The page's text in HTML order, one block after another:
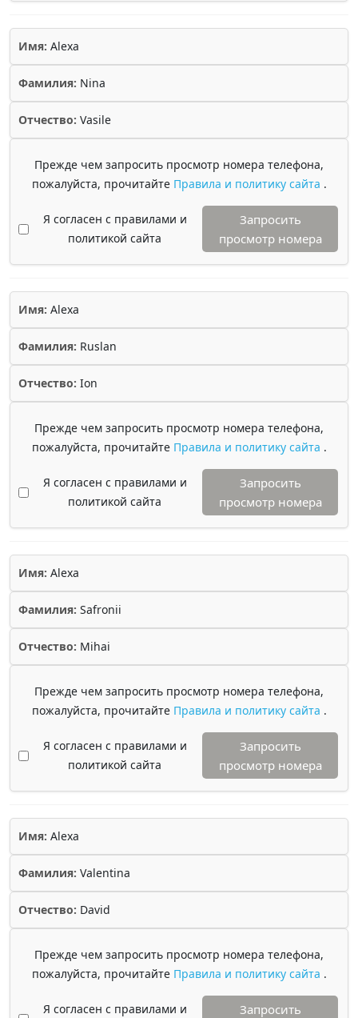
Имя: Alexa
Фамилия: Nina
Отчество: Vasile
Прежде чем запросить просмотр номера телефона,
пожалуйста, прочитайте Правила и политику сайта .
Я согласен с правилами и
политикой сайта
Запросить
просмотр номера
Имя: Alexa
Фамилия: Ruslan
Отчество: Ion
Прежде чем запросить просмотр номера телефона,
пожалуйста, прочитайте Правила и политику сайта .
Я согласен с правилами и
политикой сайта
Запросить
просмотр номера
Имя: Alexa
Фамилия: Safronii
Отчество: Mihai
Прежде чем запросить просмотр номера телефона,
пожалуйста, прочитайте Правила и политику сайта .
Я согласен с правилами и
политикой сайта
Запросить
просмотр номера
Имя: Alexa
Фамилия: Valentina
Отчество: David
Прежде чем запросить просмотр номера телефона,
пожалуйста, прочитайте Правила и политику сайта .
Я согласен с правилами и
Запросить